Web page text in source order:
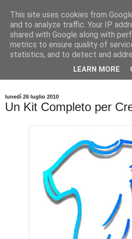
magliette e abbigliamento in
lunedì 26 luglio 2010
Un Kit Completo per
This site uses cookies from
and to analyze traffic. Your IP
shared with Google along with
metrics to ensure quality of
statistics, and to detect and
LEARN MORE